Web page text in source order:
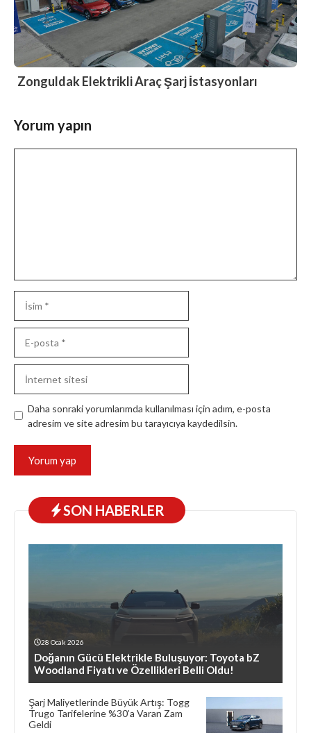
Zonguldak Elektrikli Araç Şarj İstasyonları
Yorum yapın
posta
sitesi
Daha sonraki yorumlarımda kullanılması için adım, e-posta
adresim ve site adresim bu tarayıcıya kaydedilsin.
SON HABERLER
28 Ocak 2026
Doğanın Gücü Elektrikle Buluşuyor: Toyota bZ
Woodland Fiyatı ve Özellikleri Belli Oldu!
Şarj Maliyetlerinde Büyük Artış: Togg
Trugo Tarifelerine %30’a Varan Zam
Geldi